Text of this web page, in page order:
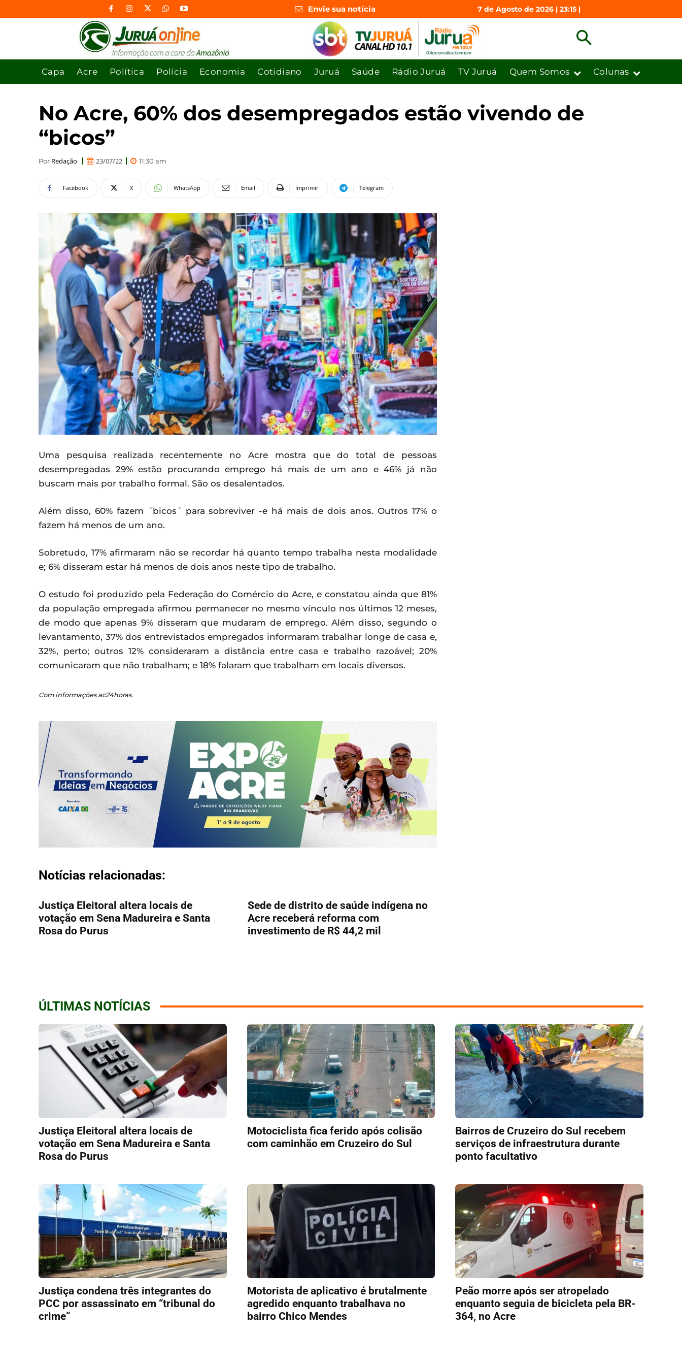
Envie sua notícia 7 de Agosto de 2026 | 23:15 |
Capa Acre Política Polícia Economia Cotidiano Juruá Saúde Rádio Juruá TV Juruá Quem Somos Colunas
No Acre, 60% dos desempregados estão vivendo de
“bicos”
Por Redação 23/07/22 11:30 am
Facebook X WhatsApp Email Imprimir Telegram
Uma pesquisa realizada recentemente no Acre mostra que do total de pessoas
desempregadas 29% estão procurando emprego há mais de um ano e 46% já não
buscam mais por trabalho formal. São os desalentados.
Além disso, 60% fazem ´bicos´ para sobreviver -e há mais de dois anos. Outros 17% o
fazem há menos de um ano.
Sobretudo, 17% afirmaram não se recordar há quanto tempo trabalha nesta modalidade
e; 6% disseram estar há menos de dois anos neste tipo de trabalho.
O estudo foi produzido pela Federação do Comércio do Acre, e constatou ainda que 81%
da população empregada afirmou permanecer no mesmo vínculo nos últimos 12 meses,
de modo que apenas 9% disseram que mudaram de emprego. Além disso, segundo o
levantamento, 37% dos entrevistados empregados informaram trabalhar longe de casa e,
32%, perto; outros 12% consideraram a distância entre casa e trabalho razoável; 20%
comunicaram que não trabalham; e 18% falaram que trabalham em locais diversos.
Com informações ac24horas.
Notícias relacionadas:
Justiça Eleitoral altera locais de
votação em Sena Madureira e Santa
Rosa do Purus
Sede de distrito de saúde indígena no
Acre receberá reforma com
investimento de R$ 44,2 mil
ÚLTIMAS NOTÍCIAS
Justiça Eleitoral altera locais de
votação em Sena Madureira e Santa
Rosa do Purus
Motociclista fica ferido após colisão
com caminhão em Cruzeiro do Sul
Bairros de Cruzeiro do Sul recebem
serviços de infraestrutura durante
ponto facultativo
Justiça condena três integrantes do
PCC por assassinato em “tribunal do
crime”
Motorista de aplicativo é brutalmente
agredido enquanto trabalhava no
bairro Chico Mendes
Peão morre após ser atropelado
enquanto seguia de bicicleta pela BR-
364, no Acre